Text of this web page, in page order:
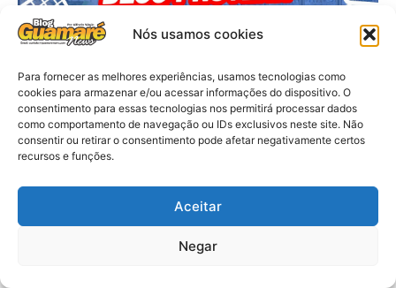
Nós usamos cookies
Para fornecer as melhores experiências, usamos tecnologias como
cookies para armazenar e/ou acessar informações do dispositivo. O
consentimento para essas tecnologias nos permitirá processar dados
como comportamento de navegação ou IDs exclusivos neste site. Não
consentir ou retirar o consentimento pode afetar negativamente certos
recursos e funções.
Aceitar
Negar